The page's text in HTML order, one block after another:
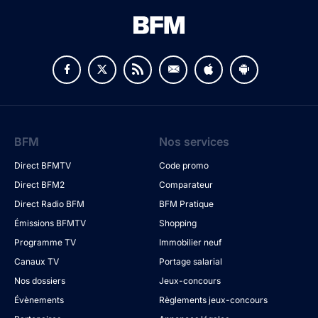
BFM
Direct BFMTV
Direct BFM2
Direct Radio BFM
Émissions BFMTV
Programme TV
Canaux TV
Nos dossiers
Évènements
Nos services
Code promo
Comparateur
BFM Pratique
Shopping
Immobilier neuf
Portage salarial
Jeux-concours
Règlements jeux-concours